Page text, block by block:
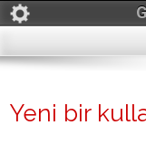
Yeni bir